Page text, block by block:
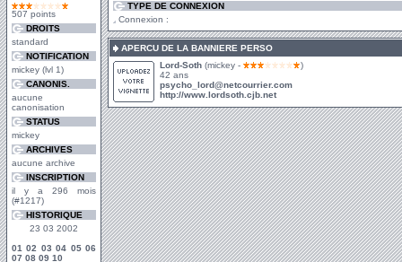
507 points
DROITS
standard
NOTIFICATION
mickey (lvl 1)
CANONIS.
aucune
canonisation
STATUS
mickey
ARCHIVES
aucune archive
INSCRIPTION
il y a 296 mois
(#1217)
HISTORIQUE
23 03 2002
01 02 03 04 05 06
07 08 09 10
TYPE DE CONNEXION
Connexion :
APERCU DE LA BANNIERE PERSO
Lord-Soth (mickey -
)
42 ans
psycho_lord@netcourrier.com
http://www.lordsoth.cjb.net